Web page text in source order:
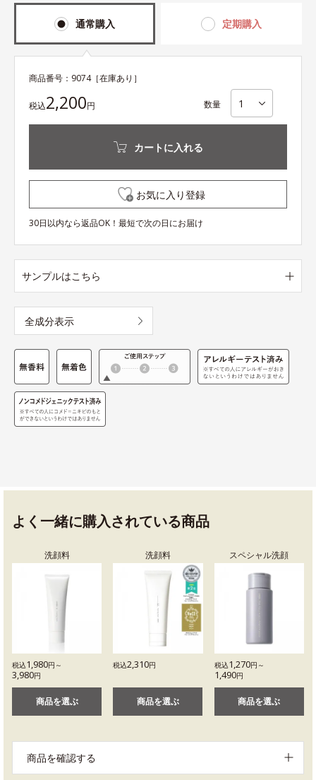
通常購入 定期購入
商品番号： 9074［在庫あり］
税込2,200円 数量
カートに入れる
お気に入り登録
30日以内なら返品OK！最短で次の日にお届け
サンプルはこちら
全成分表示
よく一緒に購入されている商品
洗顔料
税込1,980円～
3,980円
商品を選ぶ
洗顔料
税込2,310円
商品を選ぶ
スペシャル洗顔
税込1,270円～
1,490円
商品を選ぶ
商品を確認する